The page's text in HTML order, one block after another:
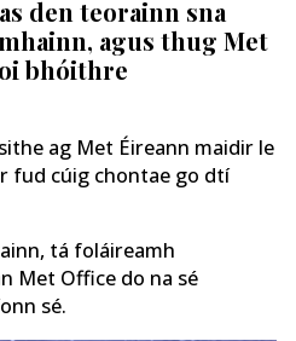
den teorainn sna
agus thug Met
bhóithre
ag Met Éireann maidir le
fud cúig chontae go dtí
tá foláireamh
Met Office do na sé
sé.